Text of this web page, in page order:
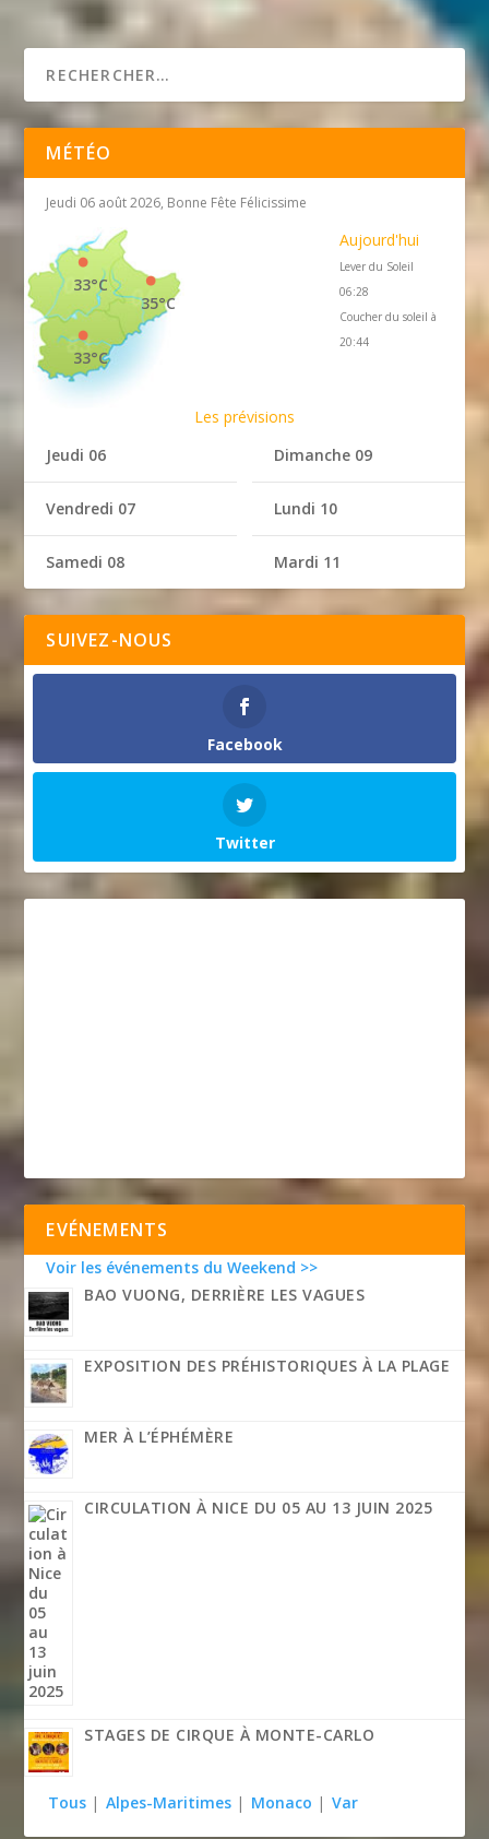
MÉTÉO
Jeudi 06 août 2026, Bonne Fête Félicissime
35°C
33°C
33°C
Aujourd'hui
Lever du Soleil
06:28
Coucher du soleil à
20:44
Les prévisions
Jeudi 06
Vendredi 07
Samedi 08
Dimanche 09
Lundi 10
Mardi 11
SUIVEZ-NOUS
Facebook
Twitter
EVÉNEMENTS
Voir les événements du Weekend >>
BAO VUONG, DERRIÈRE LES VAGUES
EXPOSITION DES PRÉHISTORIQUES À LA PLAGE
MER À L’ÉPHÉMÈRE
CIRCULATION À NICE DU 05 AU 13 JUIN 2025
STAGES DE CIRQUE À MONTE-CARLO
Tous | Alpes-Maritimes | Monaco | Var